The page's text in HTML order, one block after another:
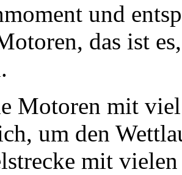
und
das ist
Motoren mit
um den
mit